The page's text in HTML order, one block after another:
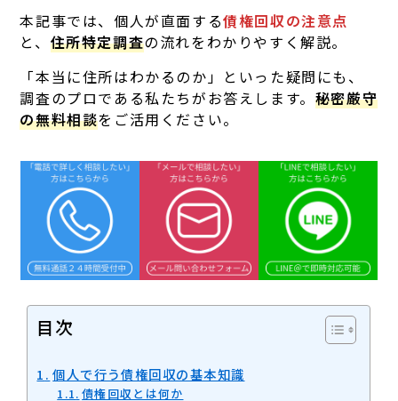
本記事では、個人が直面する債権回収の注意点
と、 住所特定調査の流れをわかりやすく解説。
「本当に住所はわかるのか」といった疑問にも、
調査のプロである私たちがお答えします。 秘密厳守
の無料相談をご活用ください。
目次
個人で行う債権回収の基本知識
債権回収とは何か